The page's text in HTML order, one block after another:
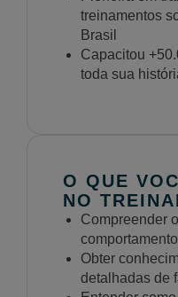
treinamentos
Brasil
Capacitou
toda sua
O QUE
NO
Compreender
Obter
detalhadas de